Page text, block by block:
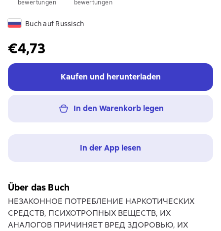
bewertungen
bewertungen
Buch auf Russisch
€4,73
Kaufen und herunterladen
In den Warenkorb legen
In der App lesen
Über das Buch
НЕЗАКОННОЕ ПОТРЕБЛЕНИЕ НАРКОТИЧЕСКИХ
СРЕДСТВ, ПСИХОТРОПНЫХ ВЕЩЕСТВ, ИХ
АНАЛОГОВ ПРИЧИНЯЕТ ВРЕД ЗДОРОВЬЮ, ИХ